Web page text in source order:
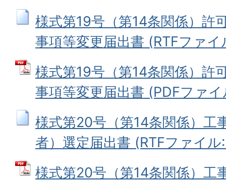
様式第19号（第14条関係）許
事項等変更届出書 (RTFファ
様式第19号（第14条関係）許
事項等変更届出書 (PDFファ
様式第20号（第14条関係）工
者）選定届出書 (RTFファイル
様式第20号（第14条関係）工